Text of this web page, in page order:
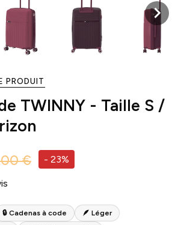
PRODUIT
TWINNY - Taille S /
€ - 23%
🔒 Cadenas à code
🪶 Léger